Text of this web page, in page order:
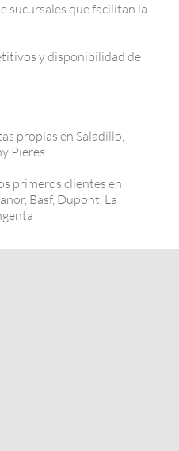
sucursales que facilitan la
y disponibilidad de
propias en Saladillo,
Pieres
primeros clientes en
Basf, Dupont, La